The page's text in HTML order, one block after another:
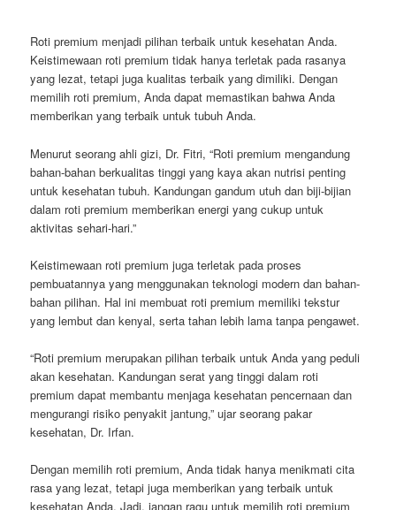
Roti premium menjadi pilihan terbaik untuk kesehatan Anda.
Keistimewaan roti premium tidak hanya terletak pada rasanya
yang lezat, tetapi juga kualitas terbaik yang dimiliki. Dengan
memilih roti premium, Anda dapat memastikan bahwa Anda
memberikan yang terbaik untuk tubuh Anda.
Menurut seorang ahli gizi, Dr. Fitri, “Roti premium mengandung
bahan-bahan berkualitas tinggi yang kaya akan nutrisi penting
untuk kesehatan tubuh. Kandungan gandum utuh dan biji-bijian
dalam roti premium memberikan energi yang cukup untuk
aktivitas sehari-hari.”
Keistimewaan roti premium juga terletak pada proses
pembuatannya yang menggunakan teknologi modern dan bahan-
bahan pilihan. Hal ini membuat roti premium memiliki tekstur
yang lembut dan kenyal, serta tahan lebih lama tanpa pengawet.
“Roti premium merupakan pilihan terbaik untuk Anda yang peduli
akan kesehatan. Kandungan serat yang tinggi dalam roti
premium dapat membantu menjaga kesehatan pencernaan dan
mengurangi risiko penyakit jantung,” ujar seorang pakar
kesehatan, Dr. Irfan.
Dengan memilih roti premium, Anda tidak hanya menikmati cita
rasa yang lezat, tetapi juga memberikan yang terbaik untuk
kesehatan Anda. Jadi, jangan ragu untuk memilih roti premium